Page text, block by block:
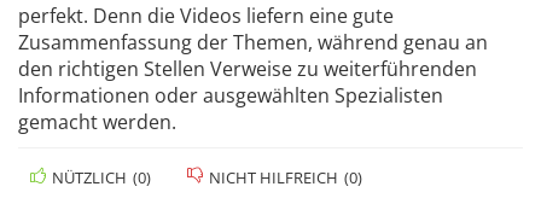
perfekt. Denn die Videos liefern eine gute
Zusammenfassung der Themen, während genau an
den richtigen Stellen Verweise zu weiterführenden
Informationen oder ausgewählten Spezialisten
gemacht werden.
NÜTZLICH (0) NICHT HILFREICH (0)